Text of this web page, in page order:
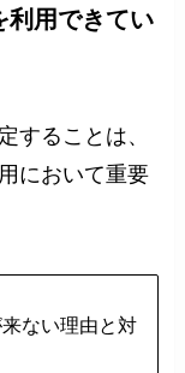
利用できてい
することは、
において重要
ない理由と対